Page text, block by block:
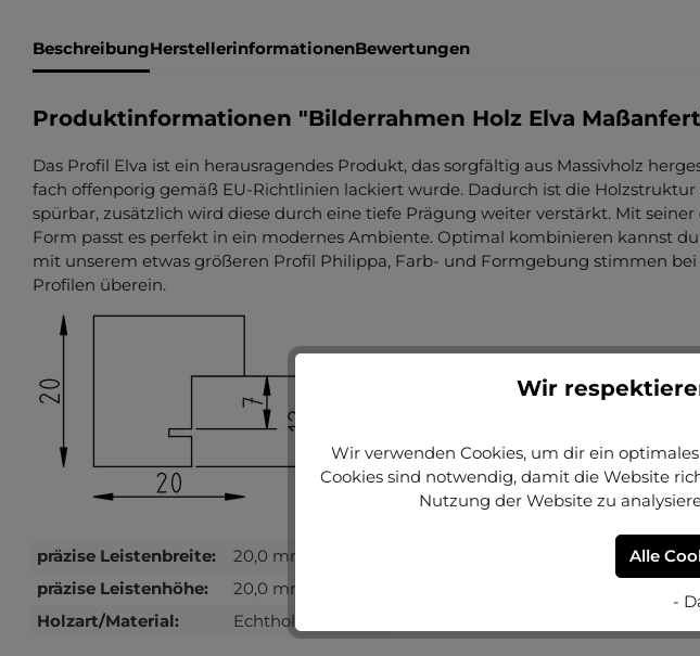
BeschreibungHerstellerinformationenBewertungen
Produktinformationen "Bilderrahmen Holz Elva
Das Profil Elva ist ein herausragendes Produkt, das sorgfältig aus Massivholz
fach offenporig gemäß EU-Richtlinien lackiert wurde. Dadurch ist die
spürbar, zusätzlich wird diese durch eine tiefe Prägung weiter verstärkt. Mit
Form passt es perfekt in ein modernes Ambiente. Optimal kombinieren kannst du
mit unserem etwas größeren Profil Philippa, Farb- und Formgebung stimmen
Profilen überein.
präzise Leistenbreite:
20,0 mm
präzise Leistenhöhe:
20,0 mm
Holzart/Material:
Echtholz
Wir
Wir verwenden Cookies, um dir ein
Cookies sind notwendig, damit die Website
Nutzung der Website zu
Alle
-